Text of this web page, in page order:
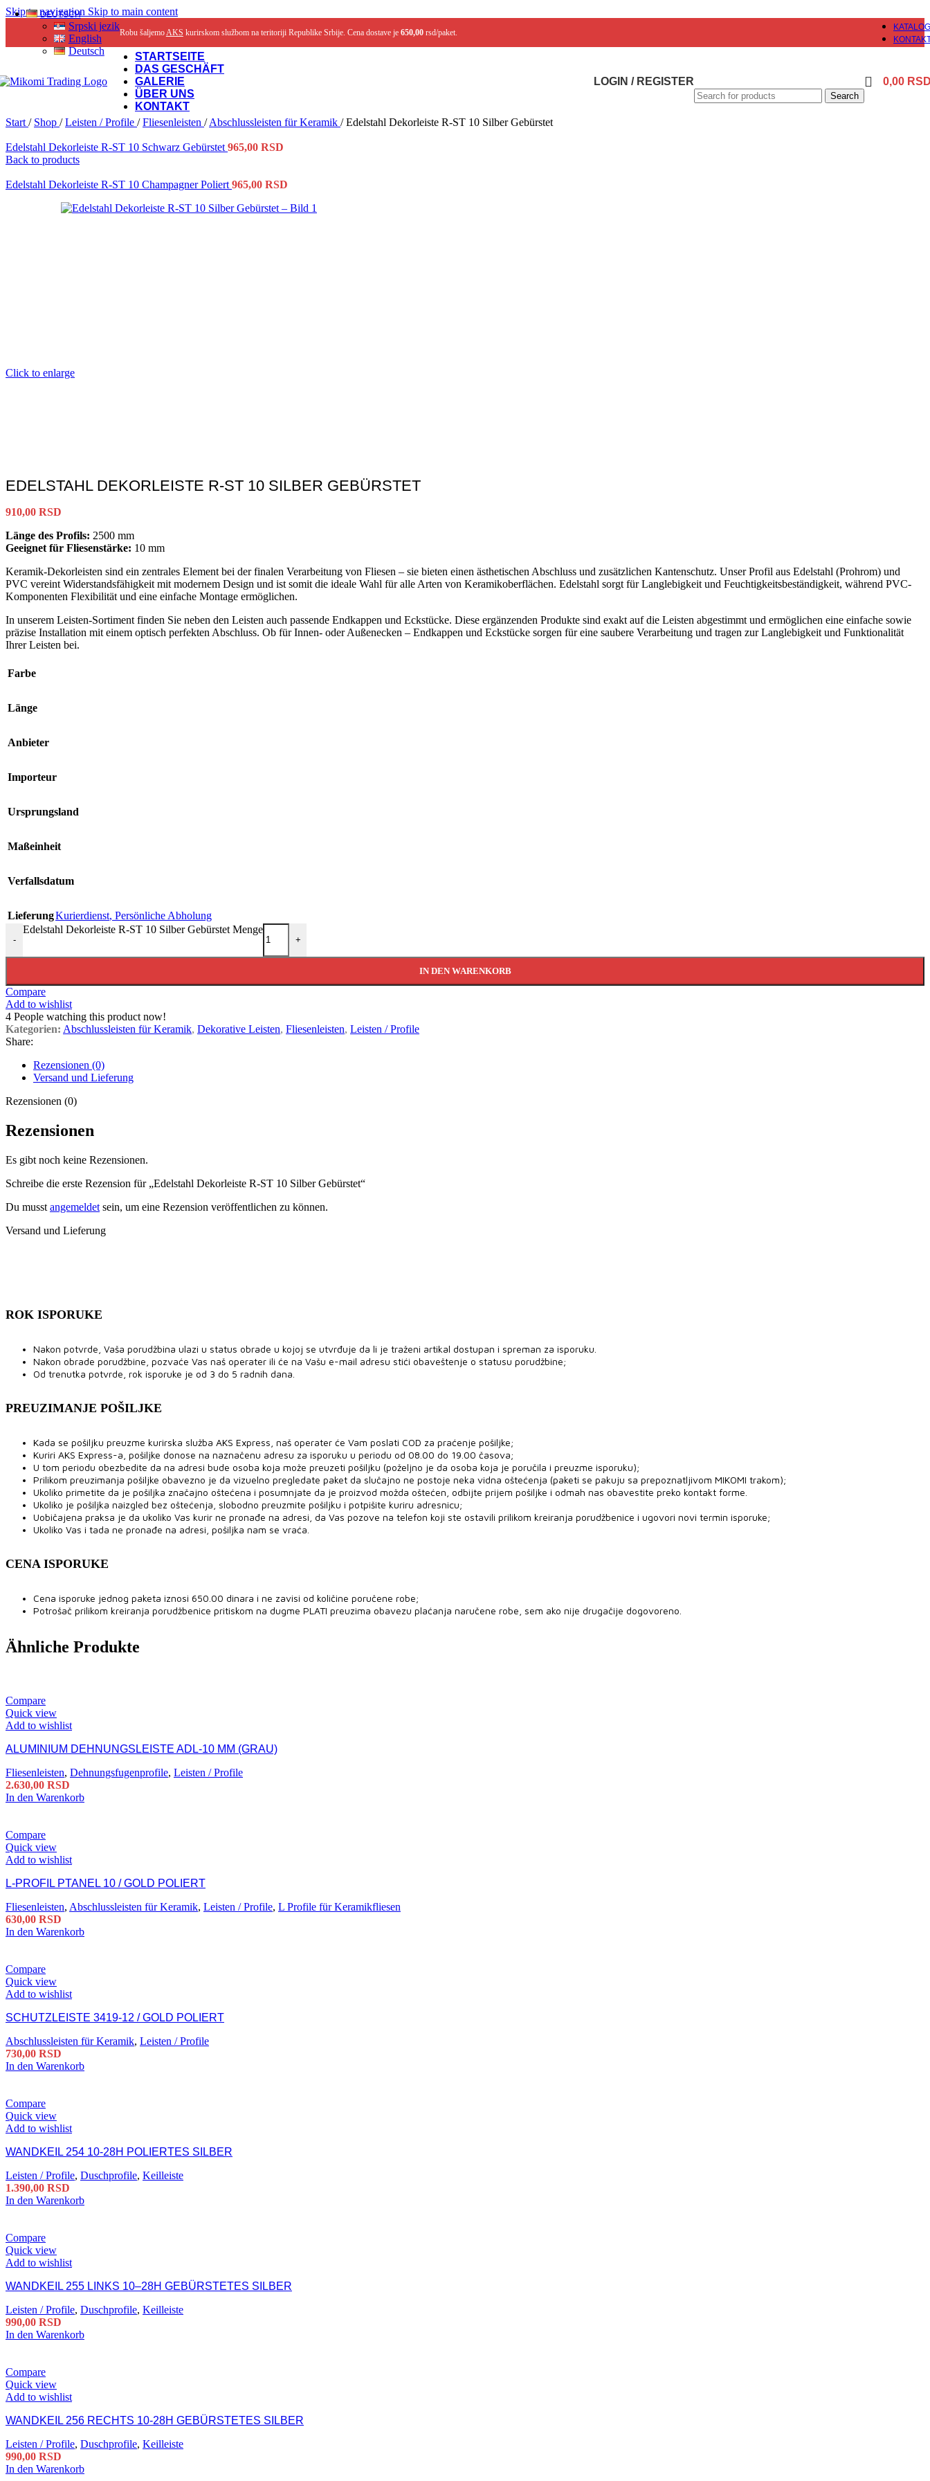
Skip to navigation Skip to main content
DEUTSCH
Srpski jezik
English
Deutsch
Robu šaljemoAKS kurirskom službom na teritoriji Republike Srbije. Cena dostave je 650,00rsd/paket.
KATALOG
STARTSEITE
DAS GESCHÄFT
GALERIE
ÜBER UNS
KONTAKT
LOGIN / REGISTER
Search
0,00
Start / Shop / Leisten / Profile / Fliesenleisten / Abschlussleisten für Keramik / Edelstahl Dekorleiste R-ST 10 Silber Gebürstet
Edelstahl Dekorleiste R-ST 10 Schwarz Gebürstet 965,00 RSD
Back to products
Edelstahl Dekorleiste R-ST 10 Champagner Poliert 965,00 RSD
Click to enlarge
EDELSTAHL DEKORLEISTE R-ST 10 SILBER GEBÜRSTET
910,00 RSD
Länge des Profils: 2500 mm
Geeignet für Fliesenstärke: 10 mm
Keramik-Dekorleisten sind ein zentrales Element bei der finalen Verarbeitung von Fliesen – sie bieten einen ästhetischen Abschluss und zusätzlichen Kantenschutz. Unser Profil aus Edelstahl (Prohrom) und
PVC vereint Widerstandsfähigkeit mit modernem Design und ist somit die ideale Wahl für alle Arten von Keramikoberflächen. Edelstahl sorgt für Langlebigkeit und Feuchtigkeitsbeständigkeit, während PVC-
Komponenten Flexibilität und eine einfache Montage ermöglichen.
In unserem Leisten-Sortiment finden Sie neben den Leisten auch passende Endkappen und Eckstücke. Diese ergänzenden Produkte sind exakt auf die Leisten abgestimmt und ermöglichen eine einfache sowie
präzise Installation mit einem optisch perfekten Abschluss. Ob für Innen- oder Außenecken – Endkappen und Eckstücke sorgen für eine saubere Verarbeitung und tragen zur Langlebigkeit und Funktionalität
Ihrer Leisten bei.
Farbe
Länge
Anbieter
Importeur
Ursprungsland
Maßeinheit
Verfallsdatum
LieferungKurierdienst, Persönliche Abholung
-
Edelstahl Dekorleiste R-ST 10 Silber Gebürstet Menge
+
IN DEN WARENKORB
Compare
Add to wishlist
4 People watching this product now!
Kategorien: Abschlussleisten für Keramik, Dekorative Leisten, Fliesenleisten, Leisten / Profile
Share:
Rezensionen (0)
Versand und Lieferung
Rezensionen (0)
Rezensionen
Es gibt noch keine Rezensionen.
Schreibe die erste Rezension für „Edelstahl Dekorleiste R-ST 10 Silber Gebürstet“
Du musst angemeldet sein, um eine Rezension veröffentlichen zu können.
Versand und Lieferung
ROK ISPORUKE
Nakon potvrde, Vaša porudžbina ulazi u status obrade u kojoj se utvrđuje da li je traženi artikal dostupan i spreman za isporuku.
Nakon obrade porudžbine, pozvaće Vas naš operater ili će na Vašu e-mail adresu stići obaveštenje o statusu porudžbine;
Od trenutka potvrde, rok isporuke je od 3 do 5 radnih dana.
PREUZIMANJE POŠILJKE
Kada se pošiljku preuzme kurirska služba AKS Express, naš operater će Vam poslati COD za praćenje pošiljke;
Kuriri AKS Express-a, pošiljke donose na naznačenu adresu za isporuku u periodu od 08.00 do 19.00 časova;
U tom periodu obezbedite da na adresi bude osoba koja može preuzeti pošiljku (poželjno je da osoba koja je poručila i preuzme isporuku);
Prilikom preuzimanja pošiljke obavezno je da vizuelno pregledate paket da slučajno ne postoje neka vidna oštećenja (paketi se pakuju sa prepoznatljivom MIKOMI trakom);
Ukoliko primetite da je pošiljka značajno oštećena i posumnjate da je proizvod možda oštećen, odbijte prijem pošiljke i odmah nas obavestite preko kontakt forme.
Ukoliko je pošiljka naizgled bez oštećenja, slobodno preuzmite pošiljku i potpišite kuriru adresnicu;
Uobičajena praksa je da ukoliko Vas kurir ne pronađe na adresi, da Vas pozove na telefon koji ste ostavili prilikom kreiranja porudžbenice i ugovori novi termin isporuke;
Ukoliko Vas i tada ne pronađe na adresi, pošiljka nam se vraća.
CENA ISPORUKE
Cena isporuke jednog paketa iznosi 650.00 dinara i ne zavisi od količine poručene robe;
Potrošač prilikom kreiranja porudžbenice pritiskom na dugme PLATI preuzima obavezu plaćanja naručene robe, sem ako nije drugačije dogovoreno.
Ähnliche Produkte
Compare
Quick view
Add to wishlist
ALUMINIUM DEHNUNGSLEISTE ADL-10 MM (GRAU)
Fliesenleisten, Dehnungsfugenprofile, Leisten / Profile
2.630,00 RSD
In den Warenkorb
Compare
Quick view
Add to wishlist
L-PROFIL PTANEL 10 / GOLD POLIERT
Fliesenleisten, Abschlussleisten für Keramik, Leisten / Profile, L Profile für Keramikfliesen
630,00 RSD
In den Warenkorb
Compare
Quick view
Add to wishlist
SCHUTZLEISTE 3419-12 / GOLD POLIERT
Abschlussleisten für Keramik, Leisten / Profile
730,00 RSD
In den Warenkorb
Compare
Quick view
Add to wishlist
WANDKEIL 254 10-28H POLIERTES SILBER
Leisten / Profile, Duschprofile, Keilleiste
1.390,00 RSD
In den Warenkorb
Compare
Quick view
Add to wishlist
WANDKEIL 255 LINKS 10–28H GEBÜRSTETES SILBER
Leisten / Profile, Duschprofile, Keilleiste
990,00 RSD
In den Warenkorb
Compare
Quick view
Add to wishlist
WANDKEIL 256 RECHTS 10-28H GEBÜRSTETES SILBER
Leisten / Profile, Duschprofile, Keilleiste
990,00 RSD
In den Warenkorb